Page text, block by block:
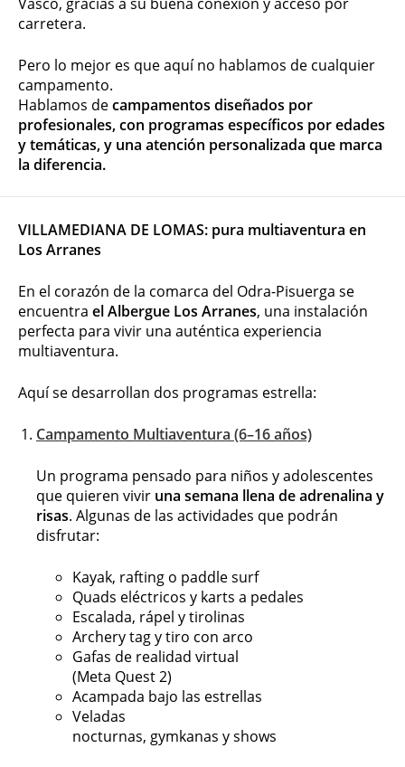
Vasco, gracias a su buena conexión y acceso por
carretera.
Pero lo mejor es que aquí no hablamos de cualquier
campamento.
Hablamos decampamentos diseñados por
profesionales, con programas específicos por edades
y temáticas, y una atención personalizada que marca
la diferencia.
VILLAMEDIANA DE LOMAS: pura multiaventura en
Los Arranes
En el corazón de la comarca del Odra-Pisuerga se
encuentra el Albergue Los Arranes, una instalación
perfecta para vivir una auténtica experiencia
multiaventura.
Aquí se desarrollan dos programas estrella:
Campamento Multiaventura (6–16 años)
Un programa pensado para niños y adolescentes
que quieren vivir una semana llena de adrenalina y
risas. Algunas de las actividades que podrán
disfrutar:
Kayak, rafting o paddle surf
Quads eléctricos y karts a pedales
Escalada, rápel y tirolinas
Archery tag y tiro con arco
Gafas de realidad virtual
(Meta Quest 2)
Acampada bajo las estrellas
Veladas
nocturnas, gymkanas y shows